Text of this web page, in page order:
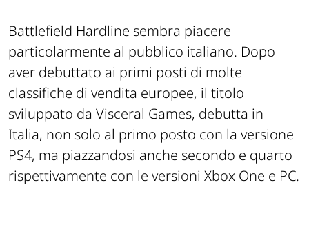
Battlefield Hardline sembra piacere
particolarmente al pubblico italiano. Dopo
aver debuttato ai primi posti di molte
classifiche di vendita europee, il titolo
sviluppato da Visceral Games, debutta in
Italia, non solo al primo posto con la versione
PS4, ma piazzandosi anche secondo e quarto
rispettivamente con le versioni Xbox One e PC.